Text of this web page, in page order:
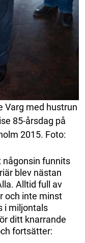
Varg med hustrun
85-årsdag på
2015. Foto:
någonsin funnits
blev nästan
Alltid full av
och inte minst
i miljontals
ditt knarrande
fortsätter: